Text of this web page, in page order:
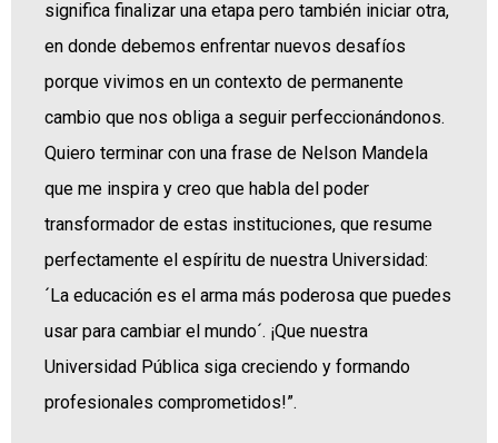
significa finalizar una etapa pero también iniciar otra,
en donde debemos enfrentar nuevos desafíos
porque vivimos en un contexto de permanente
cambio que nos obliga a seguir perfeccionándonos.
Quiero terminar con una frase de Nelson Mandela
que me inspira y creo que habla del poder
transformador de estas instituciones, que resume
perfectamente el espíritu de nuestra Universidad:
´La educación es el arma más poderosa que puedes
usar para cambiar el mundo´. ¡Que nuestra
Universidad Pública siga creciendo y formando
profesionales comprometidos!”.